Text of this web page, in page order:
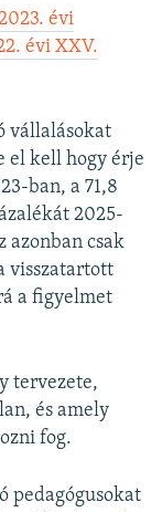
évi
évi XXV.
vállalásokat
el kell hogy érje
ban, a 71,8
2025-
azonban csak
visszatartott
a figyelmet
tervezete,
és amely
fog.
pedagógusokat